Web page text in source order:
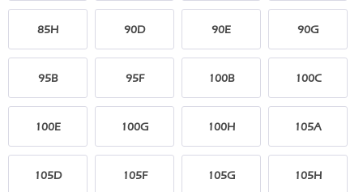
85H 90D 90E 90G
95B 95F 100B 100C
100E 100G 100H 105A
105D 105F 105G 105H